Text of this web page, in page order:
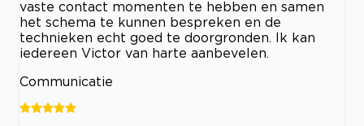
vaste contact momenten te hebben en samen
het schema te kunnen bespreken en de
technieken echt goed te doorgronden. Ik kan
iedereen Victor van harte aanbevelen.
Communicatie